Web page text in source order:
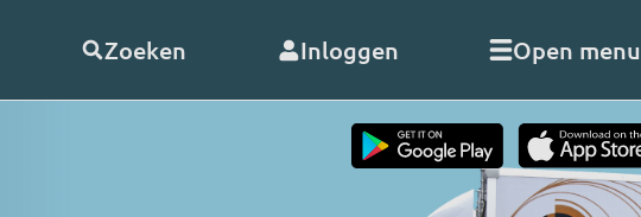
Zoeken Inloggen Open menu
abonneeof